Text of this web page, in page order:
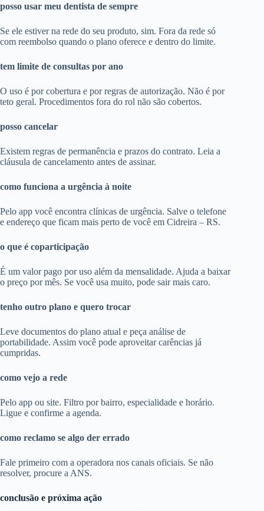
posso usar meu dentista de sempre
Se ele estiver na rede do seu produto, sim. Fora da rede só
com reembolso quando o plano oferece e dentro do limite.
tem limite de consultas por ano
O uso é por cobertura e por regras de autorização. Não é por
teto geral. Procedimentos fora do rol não são cobertos.
posso cancelar
Existem regras de permanência e prazos do contrato. Leia a
cláusula de cancelamento antes de assinar.
como funciona a urgência à noite
Pelo app você encontra clínicas de urgência. Salve o telefone
e endereço que ficam mais perto de você em Cidreira – RS.
o que é coparticipação
É um valor pago por uso além da mensalidade. Ajuda a baixar
o preço por mês. Se você usa muito, pode sair mais caro.
tenho outro plano e quero trocar
Leve documentos do plano atual e peça análise de
portabilidade. Assim você pode aproveitar carências já
cumpridas.
como vejo a rede
Pelo app ou site. Filtro por bairro, especialidade e horário.
Ligue e confirme a agenda.
como reclamo se algo der errado
Fale primeiro com a operadora nos canais oficiais. Se não
resolver, procure a ANS.
conclusão e próxima ação